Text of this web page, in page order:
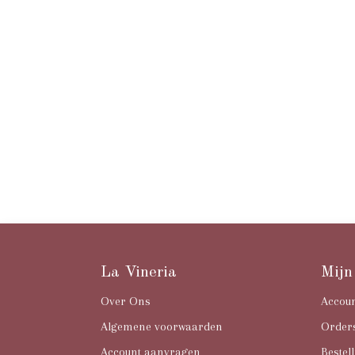
La Vineria
Over Ons
Algemene voorwaarden
Account aanvragen
Mijn